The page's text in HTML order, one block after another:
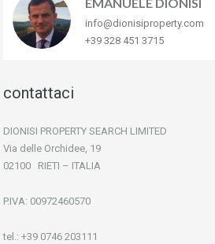
info@dionisiproperty.com
+39 328 451 3715
contattaci
DIONISI PROPERTY SEARCH LIMITED
Via delle Orchidee, 19
02100 RIETI – ITALIA
P.IVA: 00972460570
tel.: +39 0746 203111